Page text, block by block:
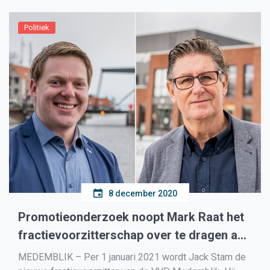
Politiek
8 december 2020
Promotieonderzoek noopt Mark Raat het
fractievoorzitterschap over te dragen aan
Jack Stam
MEDEMBLIK – Per 1 januari 2021 wordt Jack Stam de